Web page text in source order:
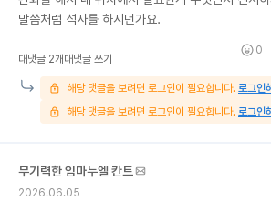
말씀처럼 석사를 하시던가요.
대댓글 2개대댓글 쓰기
0
해당 댓글을 보려면 로그인이 필요합니다. 로그인
해당 댓글을 보려면 로그인이 필요합니다. 로그인
무기력한 임마누엘 칸트
2026.06.05